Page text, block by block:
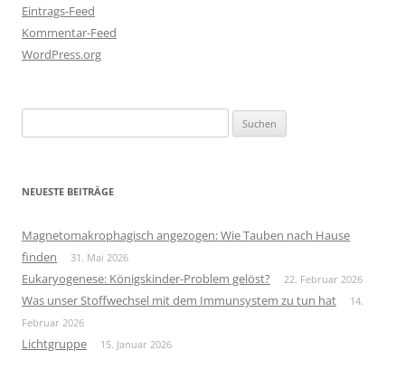
Eintrags-Feed
Kommentar-Feed
WordPress.org
nach:
NEUESTE BEITRÄGE
Magnetomakrophagisch angezogen: Wie Tauben nach Hause
finden
31. Mai 2026
Eukaryogenese: Königskinder-Problem gelöst? 22. Februar 2026
Was unser Stoffwechsel mit dem Immunsystem zu tun hat
14.
Februar 2026
Lichtgruppe 15. Januar 2026